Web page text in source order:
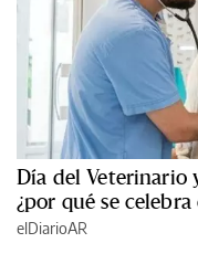
Día del Veterinario
¿por qué se
elDiarioAR